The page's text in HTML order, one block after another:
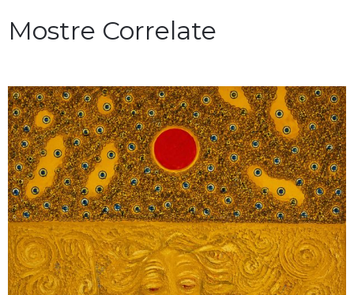
Mostre Correlate